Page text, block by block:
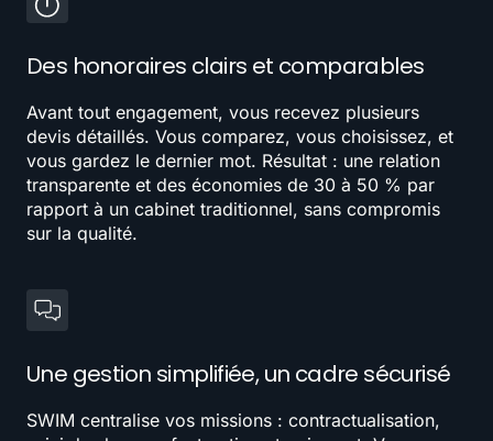
Des honoraires clairs et comparables
Avant tout engagement, vous recevez plusieurs
devis détaillés. Vous comparez, vous choisissez, et
vous gardez le dernier mot. Résultat : une relation
transparente et des économies de 30 à 50 % par
rapport à un cabinet traditionnel, sans compromis
sur la qualité.
Une gestion simplifiée, un cadre sécurisé
SWIM centralise vos missions : contractualisation,